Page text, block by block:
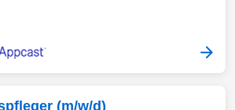
(m/w/d)